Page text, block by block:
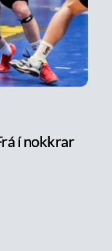
í nokkrar